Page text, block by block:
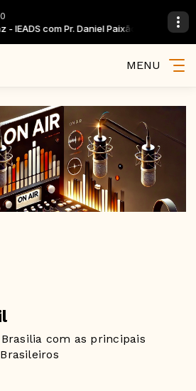
com Pr. Daniel PaixãoNovas de paz -
MENU
com as principais